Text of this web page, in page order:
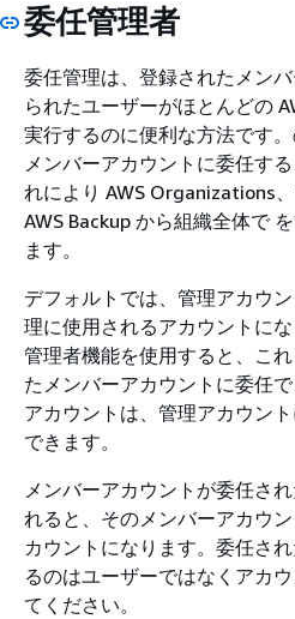
委任管理者
委任管理は、登録されたメン
られたユーザーがほとんどの
実行するのに便利な方法です
メンバーアカウントに委任す
れにより AWS Organizations
AWS Backup から組織全体で
ます。
デフォルトでは、管理アカウ
理に使用されるアカウントに
管理者機能を使用すると、こ
たメンバーアカウントに委任
アカウントは、管理アカウン
できます。
メンバーアカウントが委任さ
れると、そのメンバーアカウ
カウントになります。委任さ
るのはユーザーではなくアカ
てください。